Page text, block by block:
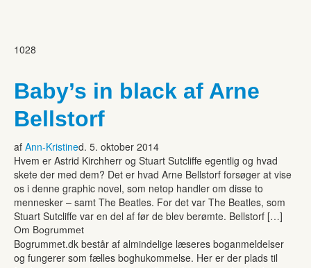
1028
Baby’s in black af Arne
Bellstorf
af Ann-Kristined. 5. oktober 2014
Hvem er Astrid Kirchherr og Stuart Sutcliffe egentlig og hvad
skete der med dem? Det er hvad Arne Bellstorf forsøger at vise
os i denne graphic novel, som netop handler om disse to
mennesker – samt The Beatles. For det var The Beatles, som
Stuart Sutcliffe var en del af før de blev berømte. Bellstorf […]
Om Bogrummet
Bogrummet.dk består af almindelige læseres boganmeldelser
og fungerer som fælles boghukommelse. Her er der plads til